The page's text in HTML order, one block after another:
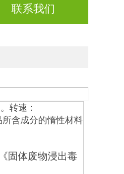
联系我们
转速：
含成分的惰性材料
固体废物浸出毒